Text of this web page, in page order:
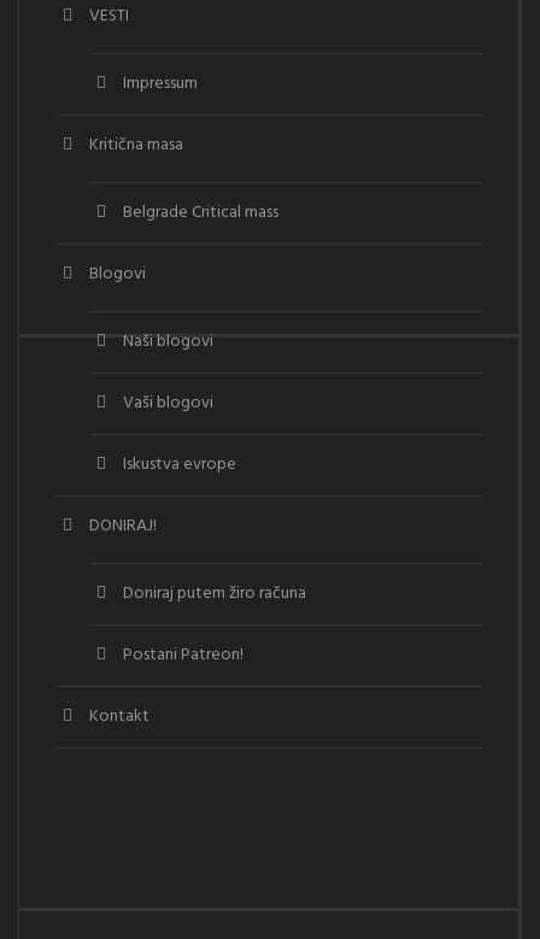
VESTI
Impressum
Kritična masa
Belgrade Critical mass
Blogovi
Naši blogovi
Vaši blogovi
Iskustva evrope
DONIRAJ!
Doniraj putem žiro računa
Postani Patreon!
Kontakt